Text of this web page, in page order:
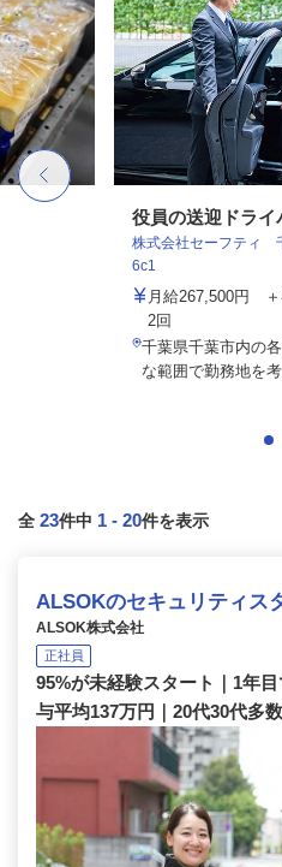
役員の送迎ドライ
株式会社セーフティ
6c1
月給267,500円
2回
千葉県千葉市内の
な範囲で勤務地を考
全 23件中 1 - 20件を表示
ALSOKのセキュリティス
ALSOK株式会社
正社員
95%が未経験スタート｜1年
与平均137万円｜20代30代多